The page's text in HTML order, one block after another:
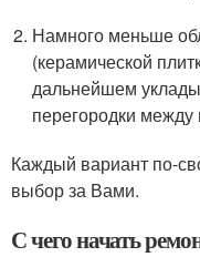
Намного меньше
(керамической
дальнейшем
перегородки между
Каждый вариант по-
выбор за Вами.
С чего начать